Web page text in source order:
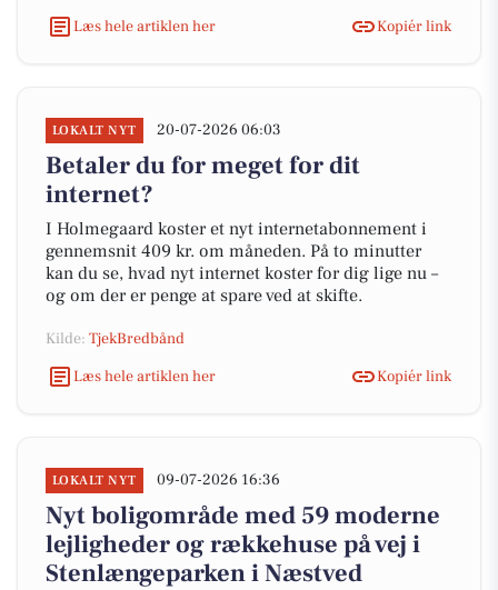
Læs hele artiklen her
Kopiér link
LOKALT NYT 20-07-2026 06:03
Betaler du for meget for dit
internet?
I Holmegaard koster et nyt internetabonnement i
gennemsnit 409 kr. om måneden. På to minutter
kan du se, hvad nyt internet koster for dig lige nu –
og om der er penge at spare ved at skifte.
Kilde: TjekBredbånd
Læs hele artiklen her
Kopiér link
LOKALT NYT 09-07-2026 16:36
Nyt boligområde med 59 moderne
lejligheder og rækkehuse på vej i
Stenlængeparken i Næstved